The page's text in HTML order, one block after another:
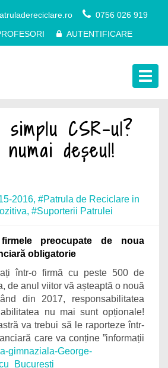
0756 026 919
AUTENTIFICARE
CSR-ul?
numai deșeul!
2016, #Patrula de Reciclare in
, #Suporterii Patrulei
preocupate de noua
obligatorie
într-o firmă cu peste 500 de
de anul viitor vă așteaptă o nouă
din 2017, responsabilitatea
nu mai sunt opționale!
va trebui să le raporteze într-
care va conține ”informații